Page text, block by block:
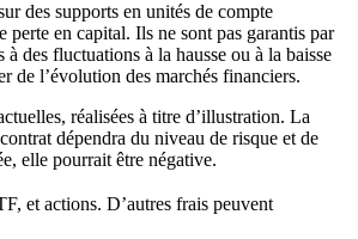
des supports en unités de compte
perte en capital. Ils ne sont pas garantis par
à des fluctuations à la hausse ou à la baisse
de l’évolution des marchés financiers.
réalisées à titre d’illustration. La
dépendra du niveau de risque et de
elle pourrait être négative.
et actions. D’autres frais peuvent